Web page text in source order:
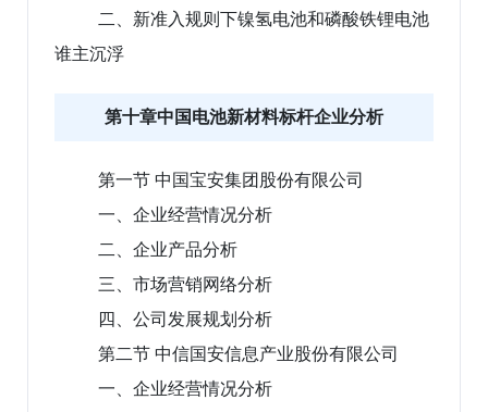
二、新准入规则下镍氢电池和磷酸铁锂电池
谁主沉浮
第十章中国电池新材料标杆企业分析
第一节 中国宝安集团股份有限公司
一、企业经营情况分析
二、企业产品分析
三、市场营销网络分析
四、公司发展规划分析
第二节 中信国安信息产业股份有限公司
一、企业经营情况分析